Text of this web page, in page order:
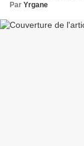
Par Yrgane